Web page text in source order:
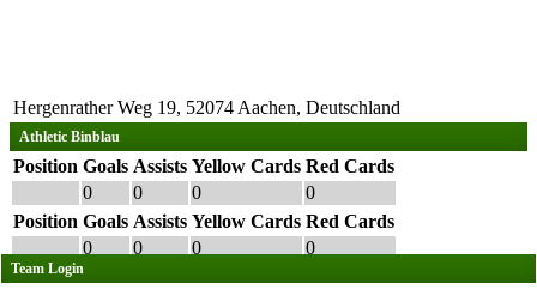
Hergenrather Weg 19, 52074 Aachen, Deutschland
Athletic Binblau
Position Goals Assists Yellow Cards Red Cards
0
0 0
0
Position Goals Assists Yellow Cards Red Cards
0
0 0 0
Team Login